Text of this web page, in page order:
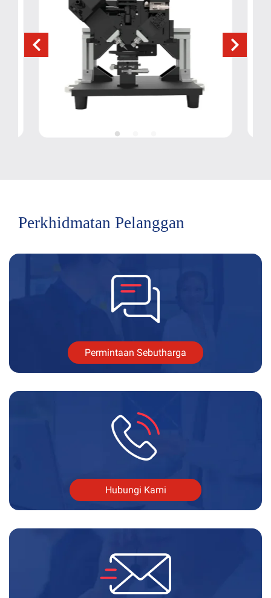
Perkhidmatan Pelanggan
Permintaan Sebutharga
Hubungi Kami